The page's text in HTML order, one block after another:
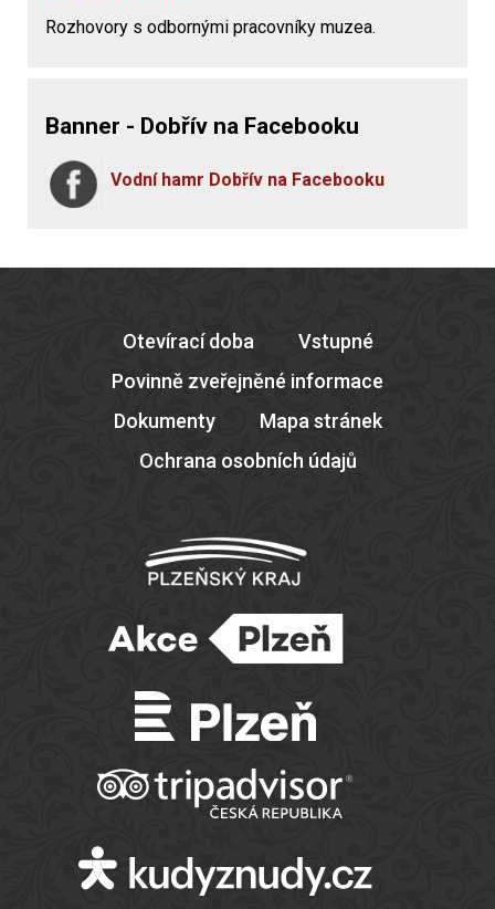
Rozhovory s odbornými pracovníky muzea.
Banner - Dobřív na Facebooku
Vodní hamr Dobřív na Facebooku
Otevírací doba
Vstupné
Povinně zveřejněné informace
Dokumenty
Mapa stránek
Ochrana osobních údajů